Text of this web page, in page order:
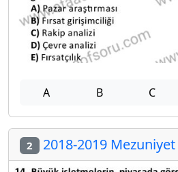
A B C
2 2018-2019 Mezuniyet